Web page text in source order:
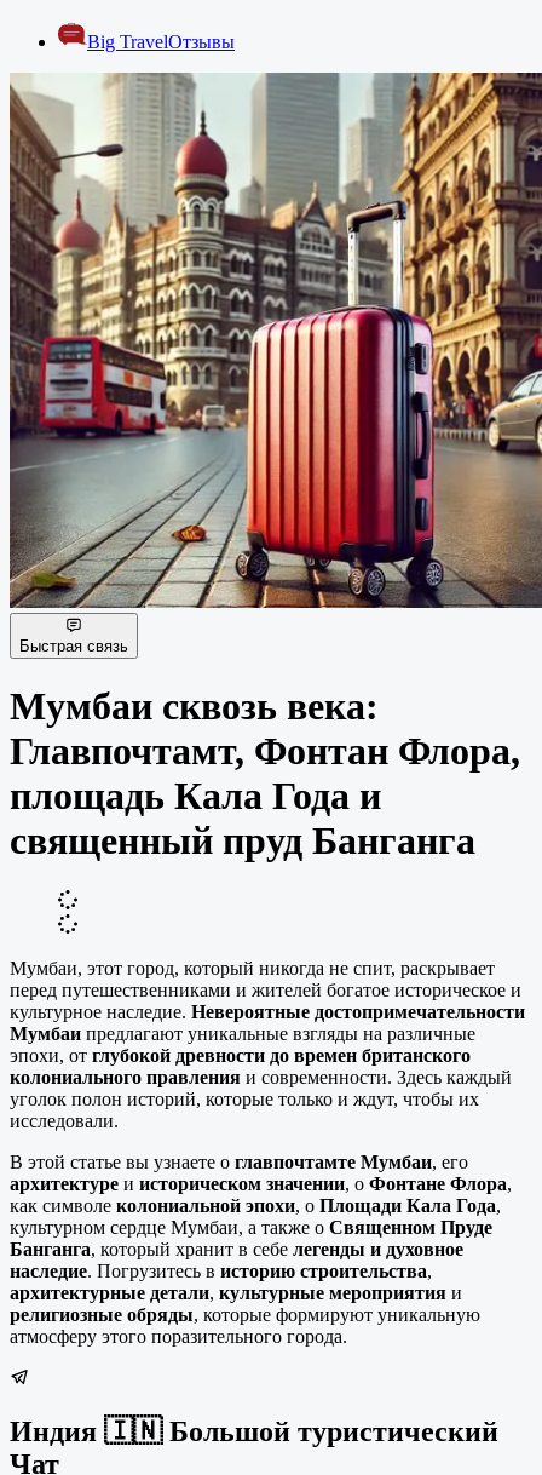
Big TravelОтзывы
Быстрая связь
Мумбаи сквозь века:
Главпочтамт, Фонтан Флора,
площадь Кала Года и
священный пруд Банганга
Мумбаи, этот город, который никогда не спит, раскрывает
перед путешественниками и жителей богатое историческое и
культурное наследие. Невероятные достопримечательности
Мумбаи предлагают уникальные взгляды на различные
эпохи, от глубокой древности до времен британского
колониального правления и современности. Здесь каждый
уголок полон историй, которые только и ждут, чтобы их
исследовали.
В этой статье вы узнаете о главпочтамте Мумбаи, его
архитектуре и историческом значении, о Фонтане Флора,
как символе колониальной эпохи, о Площади Кала Года,
культурном сердце Мумбаи, а также о Священном Пруде
Банганга, который хранит в себе легенды и духовное
наследие. Погрузитесь в историю строительства,
архитектурные детали, культурные мероприятия и
религиозные обряды, которые формируют уникальную
атмосферу этого поразительного города.
Индия 🇮🇳 Большой туристический
Чат